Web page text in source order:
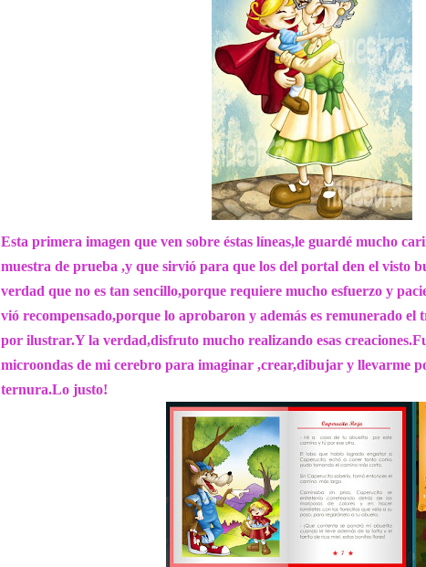
Esta primera imagen que ven sobre éstas líneas,le guardé mucho
muestra de prueba ,y que sirvió para que los del portal den el visto
verdad que no es tan sencillo,porque requiere mucho esfuerzo y
vió recompensado,porque lo aprobaron y además es remunerado el
por ilustrar.Y la verdad,disfruto mucho realizando esas
microondas de mi cerebro para imaginar ,crear,dibujar y llevarme
ternura.Lo justo!